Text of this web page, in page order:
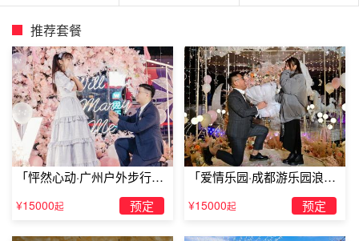
推荐套餐
「怦然心动·广州户外步行街
求婚」
¥15000起 预定
「爱情乐园·成都游乐园浪漫
求婚」
¥15000起 预定